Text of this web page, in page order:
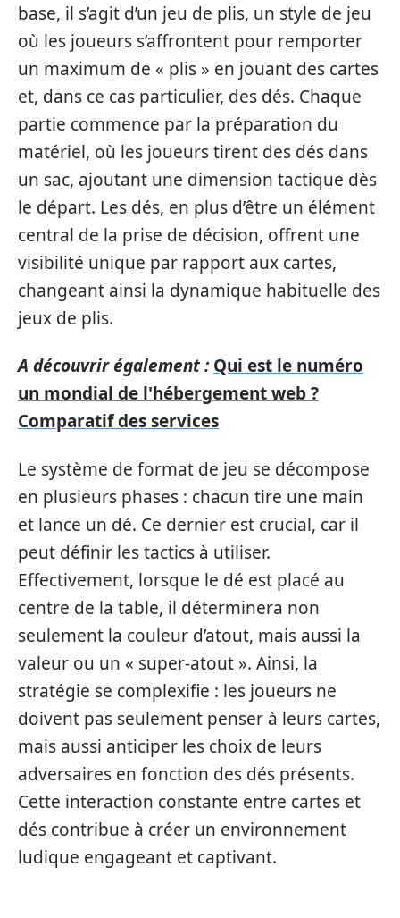
base, il s’agit d’un jeu de plis, un style de jeu
où les joueurs s’affrontent pour remporter
un maximum de « plis » en jouant des cartes
et, dans ce cas particulier, des dés. Chaque
partie commence par la préparation du
matériel, où les joueurs tirent des dés dans
un sac, ajoutant une dimension tactique dès
le départ. Les dés, en plus d’être un élément
central de la prise de décision, offrent une
visibilité unique par rapport aux cartes,
changeant ainsi la dynamique habituelle des
jeux de plis.
A découvrir également : Qui est le numéro
un mondial de l'hébergement web ?
Comparatif des services
Le système de format de jeu se décompose
en plusieurs phases : chacun tire une main
et lance un dé. Ce dernier est crucial, car il
peut définir les tactics à utiliser.
Effectivement, lorsque le dé est placé au
centre de la table, il déterminera non
seulement la couleur d’atout, mais aussi la
valeur ou un « super-atout ». Ainsi, la
stratégie se complexifie : les joueurs ne
doivent pas seulement penser à leurs cartes,
mais aussi anticiper les choix de leurs
adversaires en fonction des dés présents.
Cette interaction constante entre cartes et
dés contribue à créer un environnement
ludique engageant et captivant.